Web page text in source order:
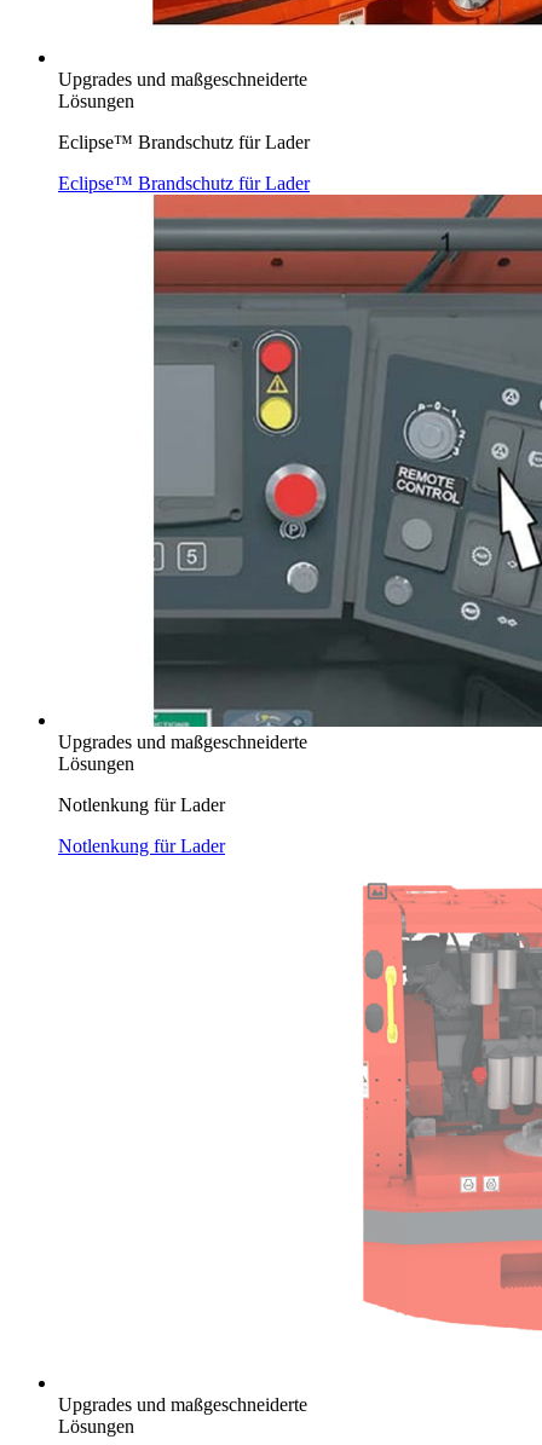
Upgrades und maßgeschneiderte
Lösungen
Eclipse™ Brandschutz für Lader
Eclipse™ Brandschutz für Lader
Upgrades und maßgeschneiderte
Lösungen
Notlenkung für Lader
Notlenkung für Lader
Upgrades und maßgeschneiderte
Lösungen